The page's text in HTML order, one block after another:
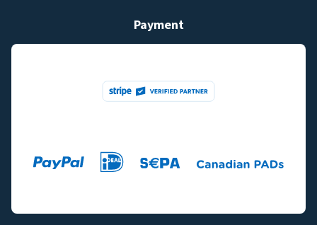
Payment